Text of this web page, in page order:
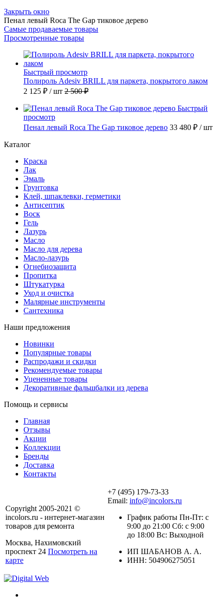
Закрыть окно
Пенал левый Roca The Gap тиковое дерево
Самые продаваемые товары
Просмотренные товары
Быстрый просмотр
Полироль Adesiv BRILL для паркета, покрытого лаком
2 125 ₽ / шт 2 500 ₽
Быстрый
просмотр
Пенал левый Roca The Gap тиковое дерево 33 480 ₽ / шт
Каталог
Краска
Лак
Эмаль
Грунтовка
Клей, шпаклевки, герметики
Антисептик
Воск
Гель
Лазурь
Масло
Масло для дерева
Масло-лазурь
Огнебиозащита
Пропитка
Штукатурка
Уход и очистка
Малярные инструменты
Сантехника
Наши предложения
Новинки
Популярные товары
Распродажи и скидки
Рекомендуемые товары
Уцененные товары
Декоративные фальшбалки из дерева
Помощь и сервисы
Главная
Отзывы
Акции
Коллекции
Бренды
Доставка
Контакты
Copyright 2005-2021 ©
incolors.ru - интернет-магазин
товаров для ремонта
Москва, Нахимовский
проспект 24 Посмотреть на
карте
+7 (495) 179-73-33
Email: info@incolors.ru
График работы Пн-Пт: с
9:00 до 21:00 Сб: с 9:00
до 18:00 Вс: Выходной
ИП ШАБАНОВ А. А.
ИНН: 504906275051